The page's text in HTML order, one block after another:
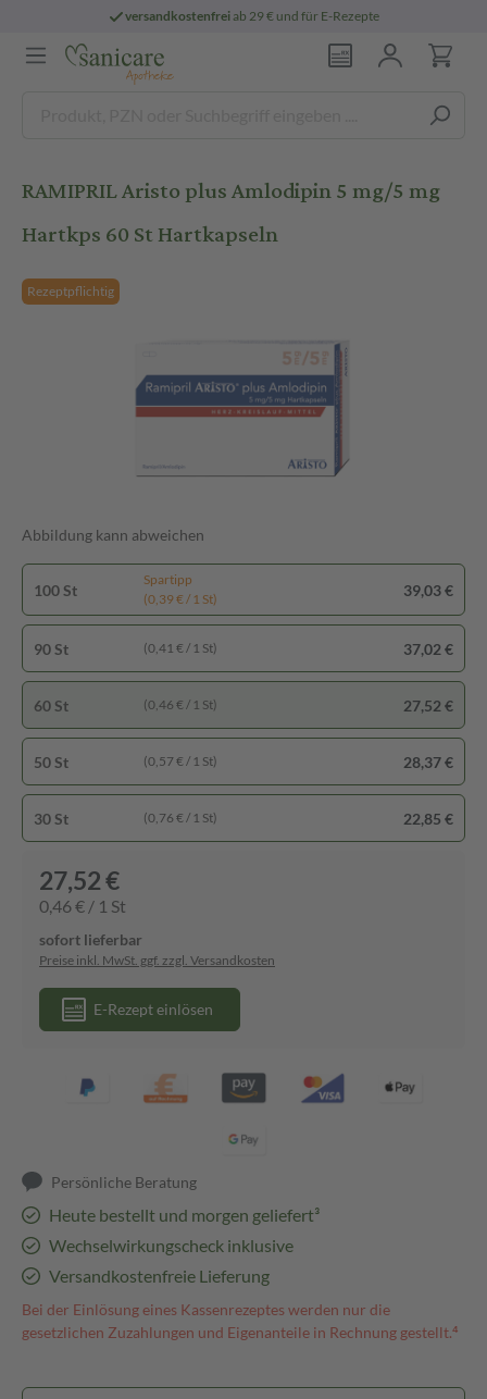
versandkostenfreiab 29 € und für E-Rezepte
RAMIPRIL Aristo plus Amlodipin 5 mg/5 mg
Hartkps 60 St Hartkapseln
Rezeptpflichtig
Abbildung kann abweichen
100 St
Spartipp
(0,39 € / 1 St)
39,03 €
90 St (0,41 € / 1 St) 37,02 €
60 St (0,46 € / 1 St) 27,52 €
50 St (0,57 € / 1 St) 28,37 €
30 St (0,76 € / 1 St) 22,85 €
27,52 €
0,46 € / 1 St
sofort lieferbar
Preise inkl. MwSt. ggf. zzgl. Versandkosten
E-Rezept einlösen
Persönliche Beratung
Heute bestellt und morgen geliefert³
Wechselwirkungscheck inklusive
Versandkostenfreie Lieferung
Bei der Einlösung eines Kassenrezeptes werden nur die
gesetzlichen Zuzahlungen und Eigenanteile in Rechnung gestellt.⁴